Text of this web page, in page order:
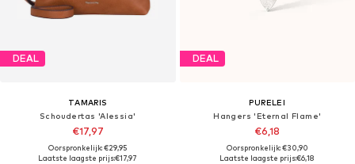
DEAL
TAMARIS
Schoudertas 'Alessia'
€17,97
Oorspronkelijk: €29,95
Laatste laagste prijs:€17,97
DEAL
PURELEI
Hangers 'Eternal Flame'
€6,18
Oorspronkelijk: €30,90
Laatste laagste prijs:€6,18